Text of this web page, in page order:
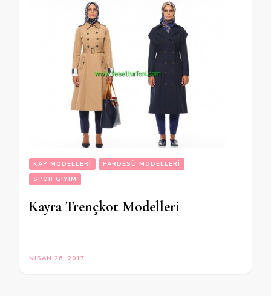
KAP MODELLERI
PARDESÜ MODELLERI
SPOR GIYIM
Kayra Trençkot Modelleri
NISAN 26, 2017